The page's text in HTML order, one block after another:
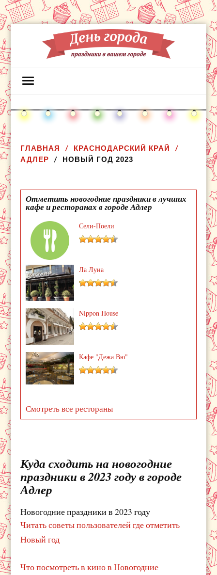
ГЛАВНАЯ
КРАСНОДАРСКИЙ КРАЙ
АДЛЕР
НОВЫЙ ГОД 2023
Отметить новогодние праздники в лучших
кафе и ресторанах в городе Адлер
Сели-Поели
Ла Луна
Nippon House
Кафе "Дежа Вю"
Смотреть все рестораны
Куда сходить на новогодние
праздники в 2023 году в городе
Адлер
Новогодние праздники в 2023 году
Читать советы пользователей где отметить
Новый год
Что посмотреть в кино в Новогодние